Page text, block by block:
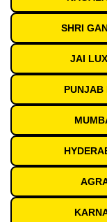
SHRI
JAI
PUNJAB